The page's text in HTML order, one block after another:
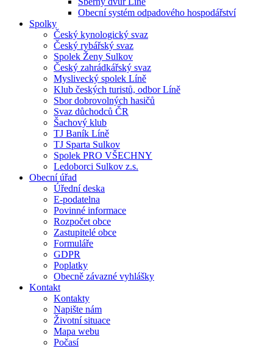
Obecní systém odpadového hospodářství
Spolky
Český kynologický svaz
Český rybářský svaz
Spolek Ženy Sulkov
Český zahrádkářský svaz
Myslivecký spolek Líně
Klub českých turistů, odbor Líně
Sbor dobrovolných hasičů
Svaz důchodců ČR
Šachový klub
TJ Baník Líně
TJ Sparta Sulkov
Spolek PRO VŠECHNY
Ledoborci Sulkov z.s.
Obecní úřad
Úřední deska
E-podatelna
Povinné informace
Rozpočet obce
Zastupitelé obce
Formuláře
GDPR
Poplatky
Obecně závazné vyhlášky
Kontakt
Kontakty
Napište nám
Životní situace
Mapa webu
Počasí